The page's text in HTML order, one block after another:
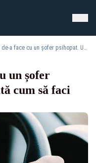
Semne că ai de-a face cu un șofer psihopat. Un studiu arată cum să faci diferența
un șofer
cum să faci